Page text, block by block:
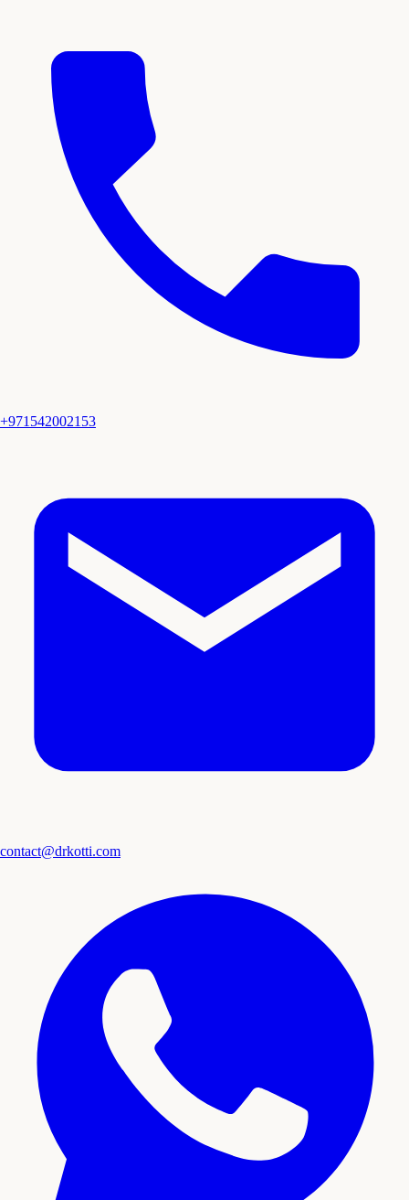
+971542002153
contact@drkotti.com